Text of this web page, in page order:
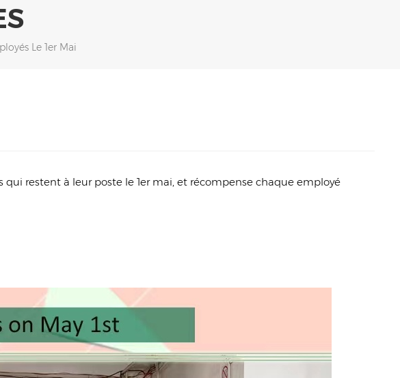
Le 1er Mai
restent à leur poste le 1er mai, et récompense chaque employé